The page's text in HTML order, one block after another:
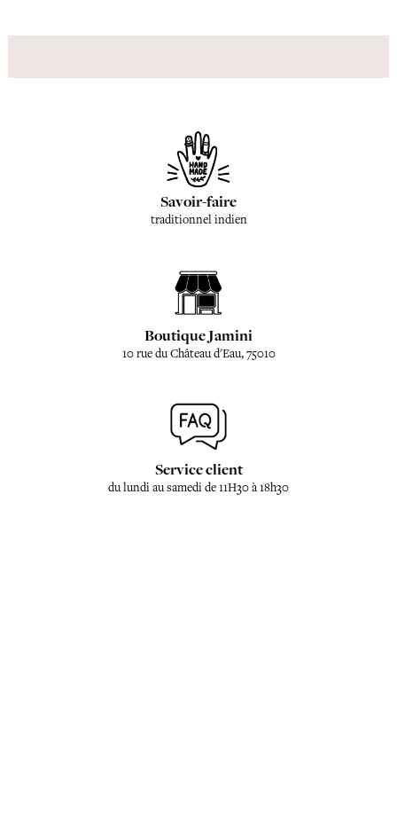
Savoir-faire
traditionnel indien
Boutique Jamini
10 rue du Château d'Eau, 75010
Service client
du lundi au samedi de 11H30 à 18h30